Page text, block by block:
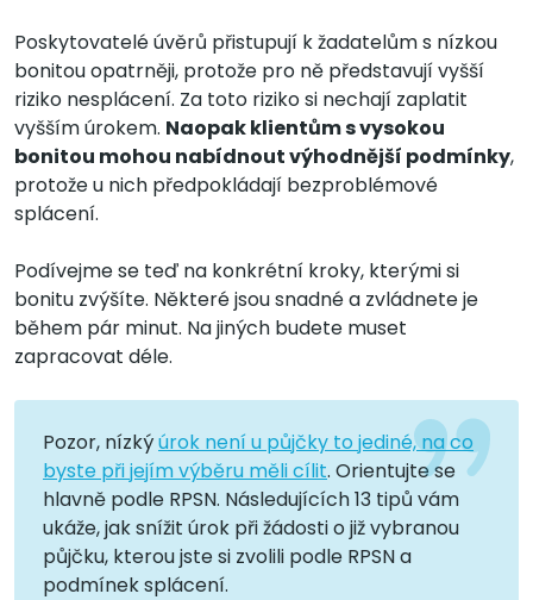
Poskytovatelé úvěrů přistupují k žadatelům s nízkou
bonitou opatrněji, protože pro ně představují vyšší
riziko nesplácení. Za toto riziko si nechají zaplatit
vyšším úrokem. Naopak klientům s vysokou
bonitou mohou nabídnout výhodnější podmínky,
protože u nich předpokládají bezproblémové
splácení.
Podívejme se teď na konkrétní kroky, kterými si
bonitu zvýšíte. Některé jsou snadné a zvládnete je
během pár minut. Na jiných budete muset
zapracovat déle.
Pozor, nízkýúrok není u půjčky to jediné, na co
byste při jejím výběru měli cílit. Orientujte se
hlavně podle RPSN. Následujících 13 tipů vám
ukáže, jak snížit úrok při žádosti o již vybranou
půjčku, kterou jste si zvolili podle RPSN a
podmínek splácení.